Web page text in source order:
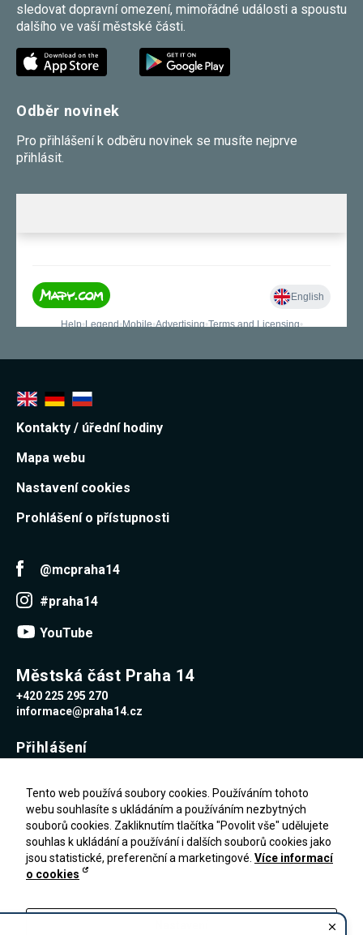
sledovat dopravní omezení, mimořádné události a spoustu
dalšího ve vaší městské části.
Odběr novinek
Pro přihlášení k odběru novinek se musíte nejprve
přihlásit.
Kontakty / úřední hodiny
Mapa webu
Nastavení cookies
Prohlášení o přístupnosti
@mcpraha14
#praha14
YouTube
Městská část Praha 14
+420 225 295 270
informace@praha14.cz
Přihlášení
Heslo
Tento web používá soubory cookies. Používáním tohoto
webu souhlasíte s ukládáním a používáním nezbytných
souborů cookies. Zakliknutím tlačítka "Povolit vše" udělujete
souhlas k ukládání a používání i dalších souborů cookies jako
jsou statistické, preferenční a marketingové. Více informací
o cookies